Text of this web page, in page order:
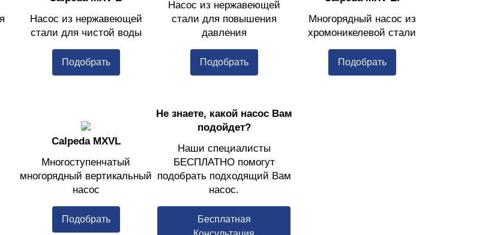
Насос из нержавеющей
стали для чистой воды
Подобрать
Насос из нержавеющей
стали для повышения
давления
Подобрать
Многорядный насос из
хромоникелевой стали
Подобрать
Calpeda MXVL
Многоступенчатый
многорядный вертикальный
насос
Подобрать
Не знаете, какой насос Вам
подойдет?
Наши специалисты
БЕСПЛАТНО помогут
подобрать подходящий Вам
насос.
Бесплатная